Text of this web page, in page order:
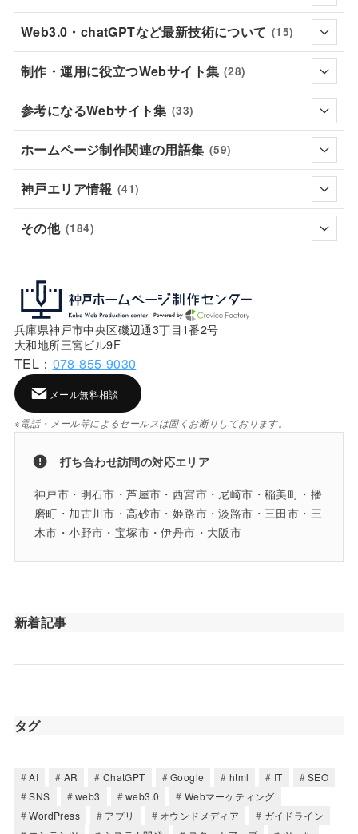
Web3.0・chatGPTなど最新技術について (15)
制作・運用に役立つWebサイト集 (28)
参考になるWebサイト集 (33)
ホームページ制作関連の用語集 (59)
神戸エリア情報 (41)
その他 (184)
兵庫県神戸市中央区磯辺通3丁目1番2号
大和地所三宮ビル9F
TEL： 078-855-9030
メール無料相談
※電話・メール等によるセールスは固くお断りしております。
打ち合わせ訪問の対応エリア
神戸市・明石市・芦屋市・西宮市・尼崎市・稲美町・播
磨町・加古川市・高砂市・姫路市・淡路市・三田市・三
木市・小野市・宝塚市・伊丹市・大阪市
新着記事
タグ
AI AR ChatGPT Google html IT
SEO
SNS
web3 web3.0
Webマーケティング
WordPress
アプリ オウンドメディア
ガイドライン